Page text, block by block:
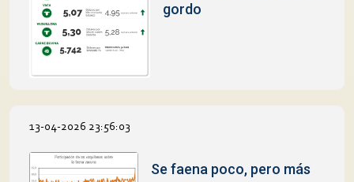
gordo
13-04-2026 23:56:03
Se faena poco, pero más